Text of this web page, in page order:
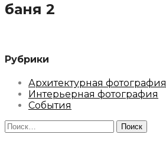
баня 2
Рубрики
Архитектурная фотография
Интерьерная фотография
События
Найти: